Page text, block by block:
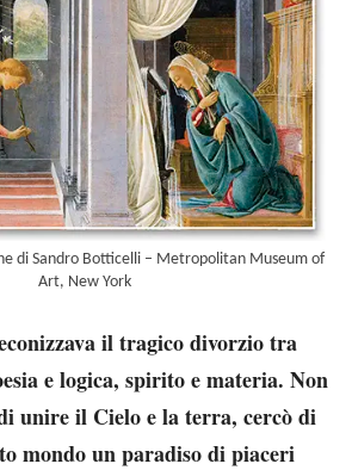
di Sandro Botticelli – Metropolitan Museum of
Art, New York
il tragico divorzio tra
e logica, spirito e materia. Non
unire il Cielo e la terra, cercò di
mondo un paradiso di piaceri